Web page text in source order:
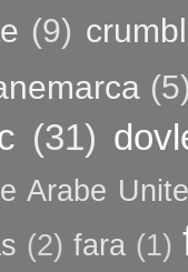
(9)
(5)
(31)
Arabe Unite
(2) fara (1)